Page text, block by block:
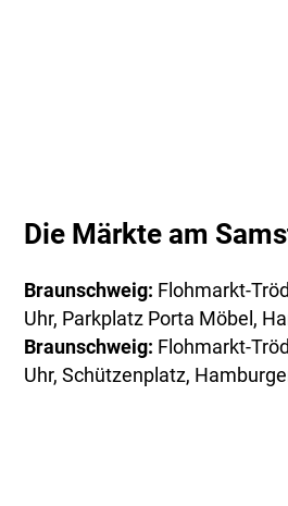
Die Märkte am
Braunschweig: Flohmarkt-
Uhr, Parkplatz Porta Möbel,
Braunschweig: Flohmarkt-
Uhr, Schützenplatz,